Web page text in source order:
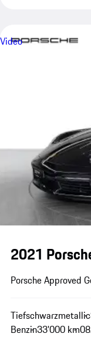
Video
2021
Porsche Approved
Tiefschwarzmetallic
Benzin33'000 km